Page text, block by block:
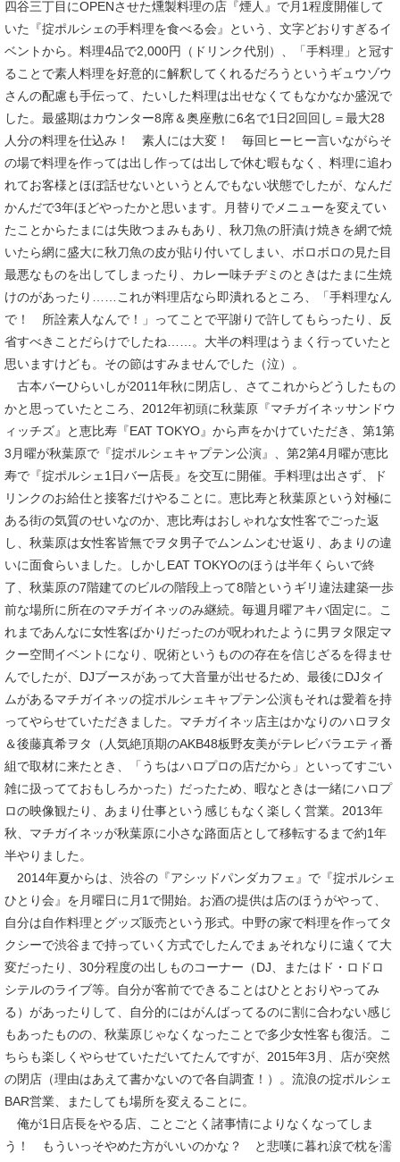
四谷三丁目にOPENさせた燻製料理の店『煙人』で月1程度開催して
いた『掟ポルシェの手料理を食べる会』という、文字どおりすぎるイ
ベントから。料理4品で2,000円（ドリンク代別）、「手料理」と冠す
ることで素人料理を好意的に解釈してくれるだろうというギュウゾウ
さんの配慮も手伝って、たいした料理は出せなくてもなかなか盛況で
した。最盛期はカウンター8席＆奥座敷に6名で1日2回回し＝最大28
人分の料理を仕込み！ 素人には大変！ 毎回ヒーヒー言いながらそ
の場で料理を作っては出し作っては出しで休む暇もなく、料理に追わ
れてお客様とほぼ話せないというとんでもない状態でしたが、なんだ
かんだで3年ほどやったかと思います。月替りでメニューを変えてい
たことからたまには失敗つまみもあり、秋刀魚の肝漬け焼きを網で焼
いたら網に盛大に秋刀魚の皮が貼り付いてしまい、ボロボロの見た目
最悪なものを出してしまったり、カレー味チヂミのときはたまに生焼
けのがあったり……これが料理店なら即潰れるところ、「手料理なん
で！ 所詮素人なんで！」ってことで平謝りで許してもらったり、反
省すべきことだらけでしたね……。大半の料理はうまく行っていたと
思いますけども。その節はすみませんでした（泣）。
古本バーひらいしが2011年秋に閉店し、さてこれからどうしたもの
かと思っていたところ、2012年初頭に秋葉原『マチガイネッサンドウ
ィッチズ』と恵比寿『EAT TOKYO』から声をかけていただき、第1第
3月曜が秋葉原で『掟ポルシェキャプテン公演』、第2第4月曜が恵比
寿で『掟ポルシェ1日バー店長』を交互に開催。手料理は出さず、ド
リンクのお給仕と接客だけやることに。恵比寿と秋葉原という対極に
ある街の気質のせいなのか、恵比寿はおしゃれな女性客でごった返
し、秋葉原は女性客皆無でヲタ男子でムンムンむせ返り、あまりの違
いに面食らいました。しかしEAT TOKYOのほうは半年くらいで終
了、秋葉原の7階建てのビルの階段上って8階というギリ違法建築一歩
前な場所に所在のマチガイネッのみ継続。毎週月曜アキバ固定に。こ
れまであんなに女性客ばかりだったのが呪われたように男ヲタ限定マ
クー空間イベントになり、呪術というものの存在を信じざるを得ませ
んでしたが、DJブースがあって大音量が出せるため、最後にDJタイ
ムがあるマチガイネッの掟ポルシェキャプテン公演もそれは愛着を持
ってやらせていただきました。マチガイネッ店主はかなりのハロヲタ
＆後藤真希ヲタ（人気絶頂期のAKB48板野友美がテレビバラエティ番
組で取材に来たとき、「うちはハロプロの店だから」といってすごい
雑に扱ってておもしろかった）だったため、暇なときは一緒にハロプ
ロの映像観たり、あまり仕事という感じもなく楽しく営業。2013年
秋、マチガイネッが秋葉原に小さな路面店として移転するまで約1年
半やりました。
2014年夏からは、渋谷の『アシッドパンダカフェ』で『掟ポルシェ
ひとり会』を月曜日に月1で開始。お酒の提供は店のほうがやって、
自分は自作料理とグッズ販売という形式。中野の家で料理を作ってタ
クシーで渋谷まで持っていく方式でしたんでまぁそれなりに遠くて大
変だったり、30分程度の出しものコーナー（DJ、またはド・ロドロ
シテルのライブ等。自分が客前でできることはひととおりやってみ
る）があったりして、自分的にはがんばってるのに割に合わない感じ
もあったものの、秋葉原じゃなくなったことで多少女性客も復活。こ
ちらも楽しくやらせていただいてたんですが、2015年3月、店が突然
の閉店（理由はあえて書かないので各自調査！）。流浪の掟ポルシェ
BAR営業、またしても場所を変えることに。
俺が1日店長をやる店、ことごとく諸事情によりなくなってしま
う！ もういっそやめた方がいいのかな？ と悲嘆に暮れ涙で枕を濡